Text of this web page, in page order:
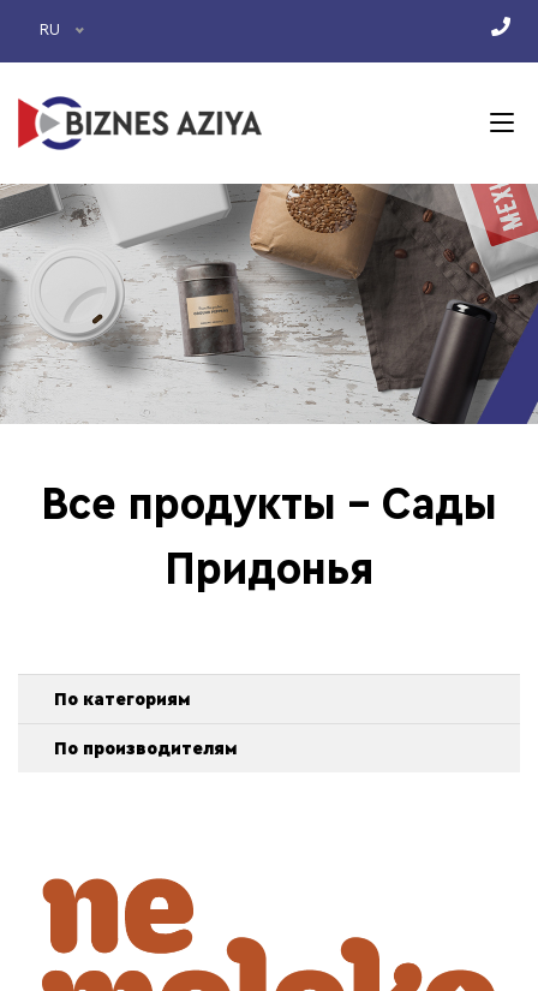
RU
Все продукты - Сады
Придонья
По категориям
По производителям